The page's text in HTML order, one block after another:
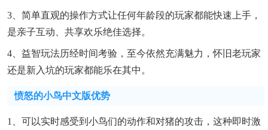
3、简单直观的操作方式让任何年龄段的玩家都能快速上手，
是亲子互动、共享欢乐绝佳选择。
4、益智玩法历经时间考验，至今依然充满魅力，怀旧老玩家
还是新入坑的玩家都能乐在其中。
愤怒的小鸟中文版优势
1、可以实时感受到小鸟们的动作和对猪的攻击，这种即时激